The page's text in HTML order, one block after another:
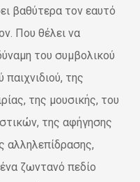
βαθύτερα τον εαυτό
Που θέλει να
του συμβολικού
παιχνιδιού, της
της μουσικής, του
της αφήγησης
αλληλεπίδρασης,
ζωντανό πεδίο